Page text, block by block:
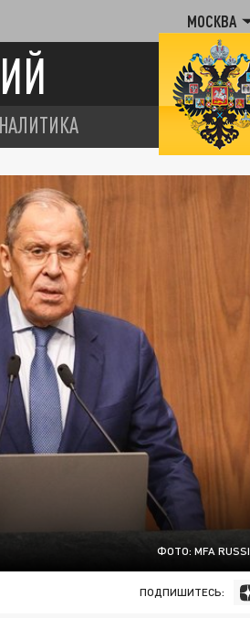
МОСКВА
ФОТО: MFA
ПОДПИШИТЕСЬ: